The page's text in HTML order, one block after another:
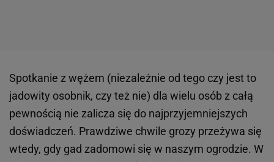
Spotkanie z wężem (niezależnie od tego czy jest to
jadowity osobnik, czy też nie) dla wielu osób z całą
pewnością nie zalicza się do najprzyjemniejszych
doświadczeń. Prawdziwe chwile grozy przeżywa się
wtedy, gdy gad zadomowi się w naszym ogrodzie. W